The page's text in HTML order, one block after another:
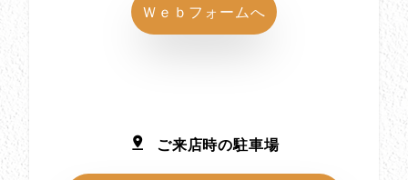
Ｗｅｂフォームへ
ご来店時の駐車場